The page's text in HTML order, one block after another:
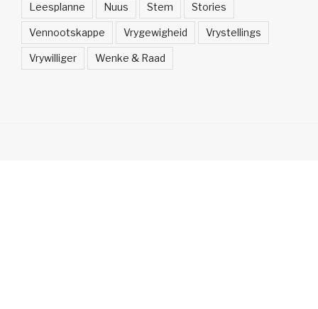
Leesplanne Nuus Stem Stories
Vennootskappe Vrygewigheid Vrystellings
Vrywilliger Wenke & Raad